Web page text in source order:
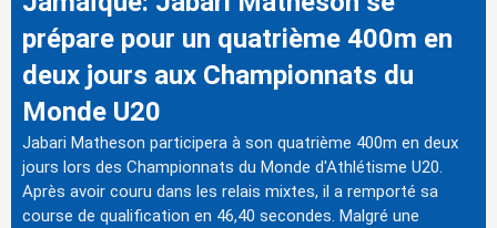
prépare pour un quatrième 400m en
deux jours aux Championnats du
Monde U20
Jabari Matheson participera à son quatrième 400m en deux
jours lors des Championnats du Monde d'Athlétisme U20.
Après avoir couru dans les relais mixtes, il a remporté sa
course de qualification en 46,40 secondes. Malgré une